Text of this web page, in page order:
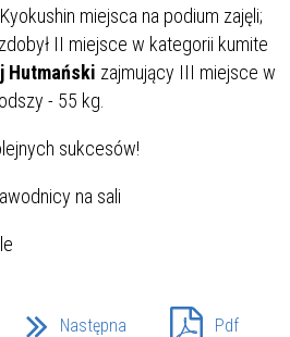
miejsca na podium zajęli;
II miejsce w kategorii kumite
Hutmański zajmujący III miejsce w
- 55 kg.
sukcesów!
Następna Pdf